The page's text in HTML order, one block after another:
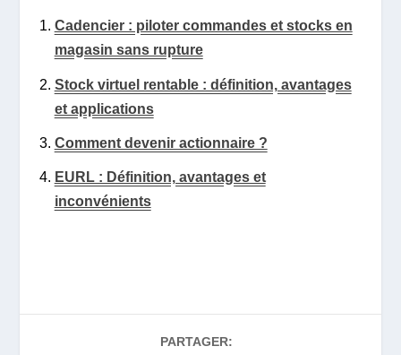
Cadencier : piloter commandes et stocks en
magasin sans rupture
Stock virtuel rentable : définition, avantages
et applications
Comment devenir actionnaire ?
EURL : Définition, avantages et
inconvénients
PARTAGER: